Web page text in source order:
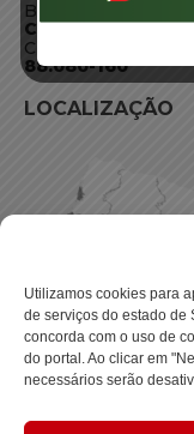
Utilizamos cookies para
de serviços do estado de
concorda com o uso de
do portal. Ao clicar em
necessários serão
Bairro:
Coqueiros,
CEP:
88.080-160
LOCALIZAÇÃO